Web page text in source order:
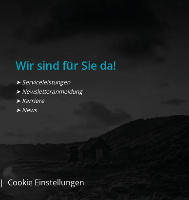
Wir sind für Sie da!
➤ Serviceleistungen
➤ Newsletteranmeldung
➤ Karriere
➤ News
Cookie Einstellungen